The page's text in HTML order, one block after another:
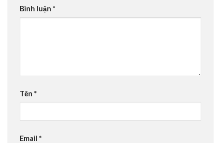
Bình luận *
Tên *
Email *